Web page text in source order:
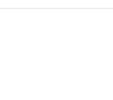
rakétájának felső
azonban